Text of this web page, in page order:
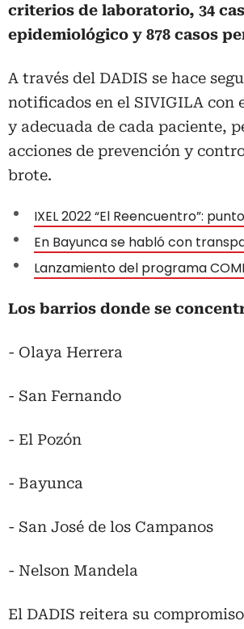
criterios de laboratorio, 34
epidemiológico y 878 casos
A través del DADIS se hace
notificados en el SIVIGILA
y adecuada de cada paciente,
acciones de prevención y
brote.
IXEL 2022 “El Reencuentro”:
En Bayunca se habló con
Lanzamiento del programa
Los barrios donde se
- Olaya Herrera
- San Fernando
- El Pozón
- Bayunca
- San José de los Campanos
- Nelson Mandela
El DADIS reitera su